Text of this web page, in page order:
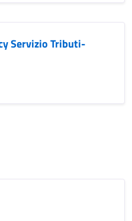
Servizio Tributi-